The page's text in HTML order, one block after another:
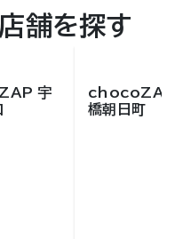
舗を探す
宇
chocoZAP
橋朝日町